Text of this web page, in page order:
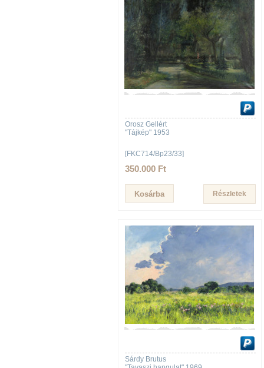
Orosz Gellért
"Tájkép" 1953
[FKC714/Bp23/33]
350.000 Ft
Részletek
Sárdy Brutus